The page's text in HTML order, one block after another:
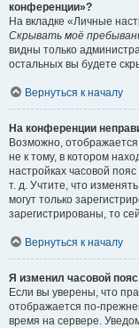
конференции»?
На вкладке «Личные
Скрывать моё
видны только
остальных вы будете
Вернуться к началу
На конференции
Возможно,
не к тому, в котором
настройках часовой
т. д. Учтите, что
могут только
зарегистрированы, то
Вернуться к началу
Я изменил часовой
Если вы уверены, что
отображается по-
время на сервере.